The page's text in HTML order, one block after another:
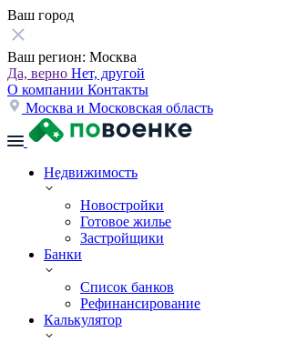
Ваш город
Ваш регион: Москва
Да, верно Нет, другой
О компании Контакты
Москва и Московская область
Недвижимость
Новостройки
Готовое жилье
Застройщики
Банки
Список банков
Рефинансирование
Калькулятор